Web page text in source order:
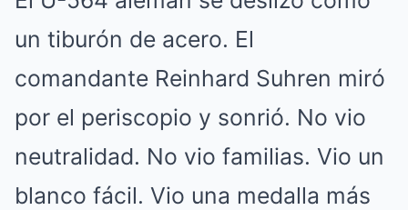
un tiburón de acero. El
comandante Reinhard Suhren miró
por el periscopio y sonrió. No vio
neutralidad. No vio familias. Vio un
blanco fácil. Vio una medalla más